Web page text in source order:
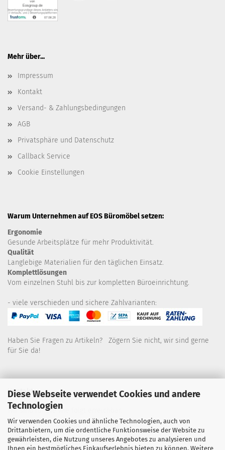
Diese Webseite verwendet Cookies und andere
Technologien
Wir verwenden Cookies und ähnliche Technologien, auch von
Drittanbietern, um die ordentliche Funktionsweise der Website zu
gewährleisten, die Nutzung unseres Angebotes zu analysieren und
Ihnen ein bestmögliches Einkaufserlebnis bieten zu können. Weitere
Mehr über...
Impressum
Kontakt
Versand- & Zahlungsbedingungen
AGB
Privatsphäre und Datenschutz
Callback Service
Cookie Einstellungen
Warum Unternehmen auf EOS Büromöbel setzen:
Ergonomie
Gesunde Arbeitsplätze für mehr Produktivität.
Qualität
Langlebige Materialien für den täglichen Einsatz.
Komplettlösungen
Vom einzelnen Stuhl bis zur kompletten Büroeinrichtung.
- viele verschieden und sichere Zahlvarianten:
Haben Sie Fragen zu Artikeln? Zögern Sie nicht, wir sind gerne
für Sie da!
Kontakt
Wir sind für Sie wie folgt erreichbar:
Montag bis Donnerstag von 9 bis 16 Uhr
Telefon: 02445-8517300